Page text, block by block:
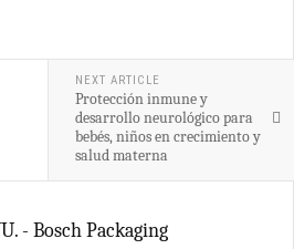
NEXT ARTICLE
Protección inmune y
desarrollo neurológico para
bebés, niños en crecimiento y
salud materna
- Bosch Packaging